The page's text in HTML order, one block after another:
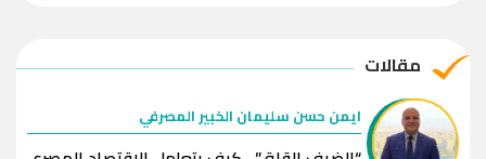
مقالات
ايمن حسن سليمان الخبير المصرفي